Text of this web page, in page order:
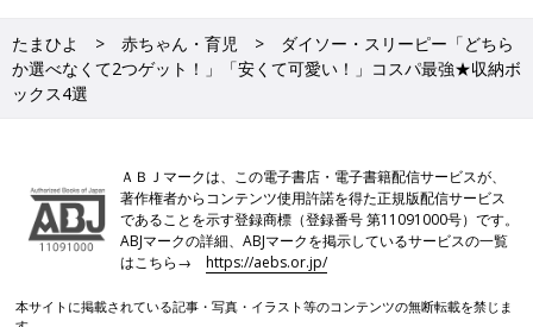
たまひよ 赤ちゃん・育児
ダイソー・スリーピー「どちら
か選べなくて2つゲット！」「安くて可愛い！」コスパ最強★収納ボ
ックス4選
ＡＢＪマークは、この電子書店・電子書籍配信サービスが、
著作権者からコンテンツ使用許諾を得た正規版配信サービス
であることを示す登録商標（登録番号 第11091000号）です。
ABJマークの詳細、ABJマークを掲示しているサービスの一覧
はこちら→https://aebs.or.jp/
本サイトに掲載されている記事・写真・イラスト等のコンテンツの無断転載を禁じま